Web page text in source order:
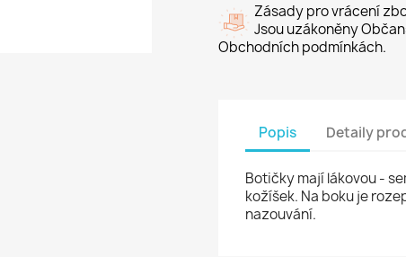
Zásady pro vrácení
Jsou uzákoněny
Obchodních podmínkách.
Popis Detaily
Botičky mají lákovou -
kožíšek. Na boku je
nazouvání.